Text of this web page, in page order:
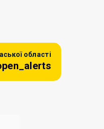
області